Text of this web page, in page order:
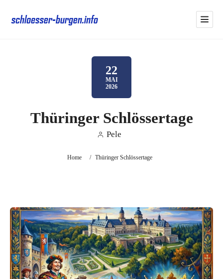
22
MAI
2026
Thüringer Schlössertage
Pele
Home / Thüringer Schlössertage